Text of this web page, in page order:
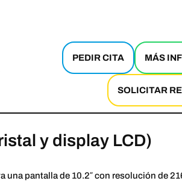
PEDIR CITA MÁS
SOLICITAR
y display LCD)
una pantalla de 10.2″ con resolución de